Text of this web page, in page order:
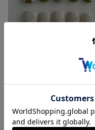
Original Design 【No.101